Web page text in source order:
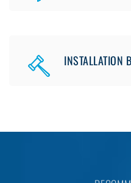
INSTALLATION